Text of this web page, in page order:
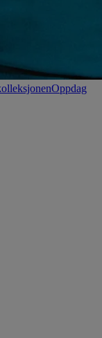
Oppdag